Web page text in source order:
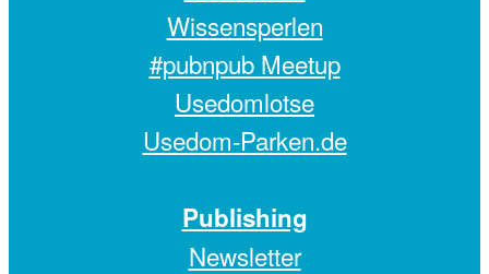
Wissensperlen
#pubnpub Meetup
Usedomlotse
Usedom-Parken.de
Publishing
Newsletter